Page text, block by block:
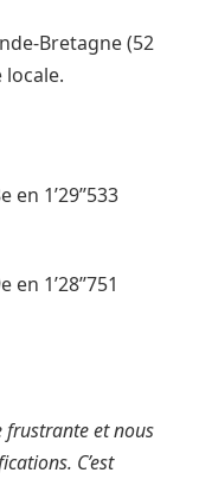
Bretagne (52
en 1’29’’533
1’28’’751
frustrante et nous
C’est